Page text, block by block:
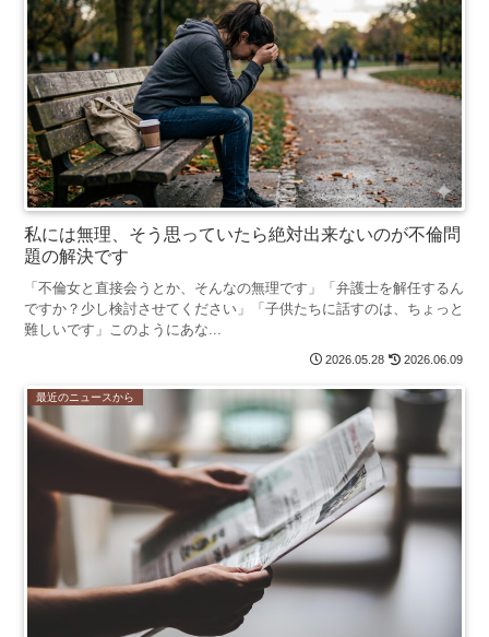
私には無理、そう思っていたら絶対出来ないのが不倫問
題の解決です
「不倫女と直接会うとか、そんなの無理です」「弁護士を解任するん
ですか？少し検討させてください」「子供たちに話すのは、ちょっと
難しいです」このようにあな...
2026.05.28 2026.06.09
最近のニュースから